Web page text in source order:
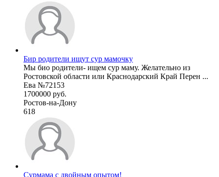
Бир родители ищут сур мамочку
Мы био родители- ищем сур маму. Желательно из
Ростовской области или Краснодарский Край Перен ...
Ева №72153
1700000 руб.
Ростов-на-Дону
618
Сурмама с двойным опытом!